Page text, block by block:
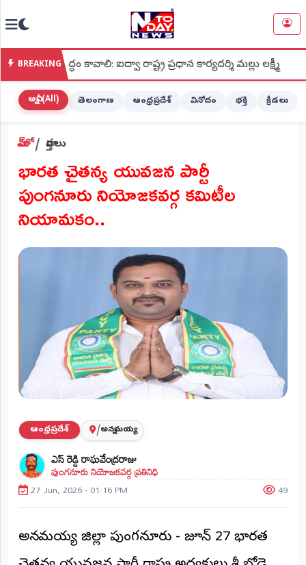
హోమ్
(Home)
STREAMING
లైవ్
(Live
TV)
లైవ్
(STATE)
తెలంగాణ
విభాగాలు
(MAIN)
వినోదం
భక్తి
BREAKING
కావాలి: ఐద్వా రాష్ట్ర ప్రధాన కార్యదర్శి మల్లు లక్ష్మీ ●శ్రీ
అన్నీ (All) తెలంగాణ ఆంధ్రప్రదేశ్ వినోదం భక్తి క్రీడలు
హోమ్ వార్తలు
భారత చైతన్య యువజన పార్టీ
పుంగనూరు నియోజకవర్గ కమిటీల
నియామకం..
ఆంధ్రప్రదేశ్ /అన్నమయ్య
ఎస్ రెడ్డి రాఘవేంద్రరాజు
పుంగనూరు నియోజకవర్గ ప్రతినిధి
27 Jun, 2026 - 01:16 PM 49
అన్నమయ్య జిల్లా పుంగనూరు - జూన్ 27 భారత